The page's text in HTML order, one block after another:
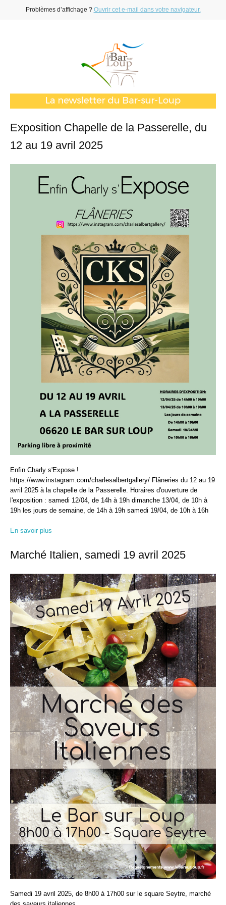
Problèmes d’affichage ? Ouvrir cet e-mail dans votre navigateur.
Exposition Chapelle de la Passerelle, du
12 au 19 avril 2025
Enfin Charly s'Expose !
https://www.instagram.com/charlesalbertgallery/ Flâneries du 12 au 19
avril 2025 à la chapelle de la Passerelle. Horaires d'ouverture de
l'exposition : samedi 12/04, de 14h à 19h dimanche 13/04, de 10h à
19h les jours de semaine, de 14h à 19h samedi 19/04, de 10h à 16h
En savoir plus
Marché Italien, samedi 19 avril 2025
Samedi 19 avril 2025, de 8h00 à 17h00 sur le square Seytre, marché